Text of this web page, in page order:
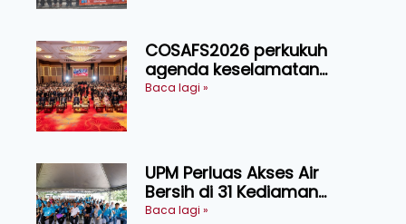
COSAFS2026 perkukuh
agenda keselamatan
makanan, AgriHub pacu
Baca lagi »
UPM Perluas Akses Air
Bersih di 31 Kediaman
Orang Asli Tasik Chini
Baca lagi »